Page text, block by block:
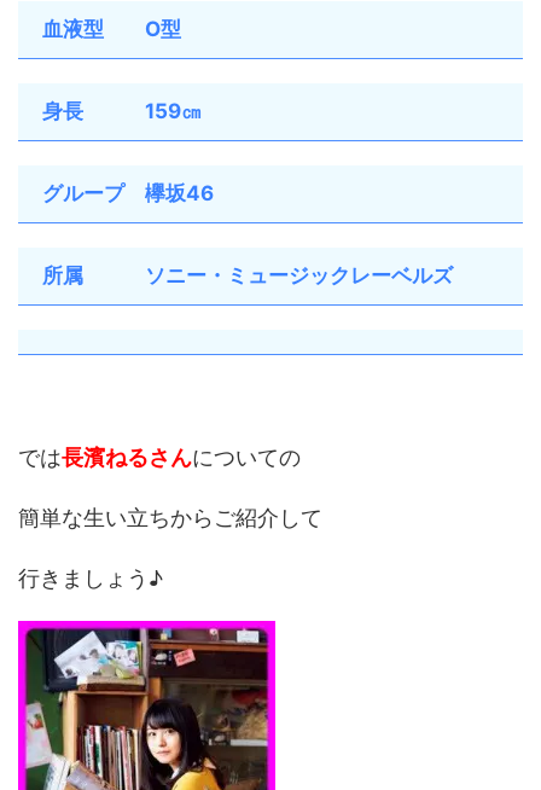
血液型 O型
身長 159㎝
グループ 欅坂46
所属 ソニー・ミュージックレーベルズ
では長濱ねるさんについての
簡単な生い立ちからご紹介して
行きましょう♪